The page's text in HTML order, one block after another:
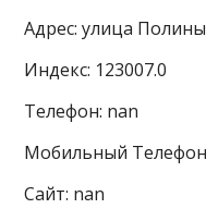
Адрес: улица
Индекс: 123007.0
Телефон: nan
Мобильный
Сайт: nan